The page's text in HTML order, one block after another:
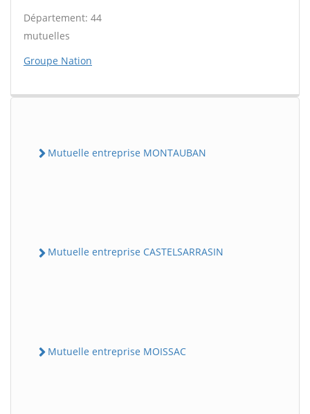
Département: 44
mutuelles
Groupe Nation
Mutuelle entreprise MONTAUBAN
Mutuelle entreprise CASTELSARRASIN
Mutuelle entreprise MOISSAC